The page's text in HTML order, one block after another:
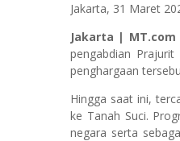
Jakarta, 31 Maret
Jakarta | MT.com
pengabdian
penghargaan
Hingga saat ini,
ke Tanah Suci.
negara serta